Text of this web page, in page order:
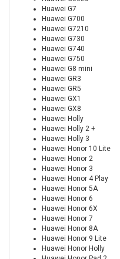
Huawei G7
Huawei G700
Huawei G7210
Huawei G730
Huawei G740
Huawei G750
Huawei G8 mini
Huawei GR3
Huawei GR5
Huawei GX1
Huawei GX8
Huawei Holly
Huawei Holly 2 +
Huawei Holly 3
Huawei Honor 10 Lite
Huawei Honor 2
Huawei Honor 3
Huawei Honor 4 Play
Huawei Honor 5A
Huawei Honor 6
Huawei Honor 6X
Huawei Honor 7
Huawei Honor 8A
Huawei Honor 9 Lite
Huawei Honor Holly